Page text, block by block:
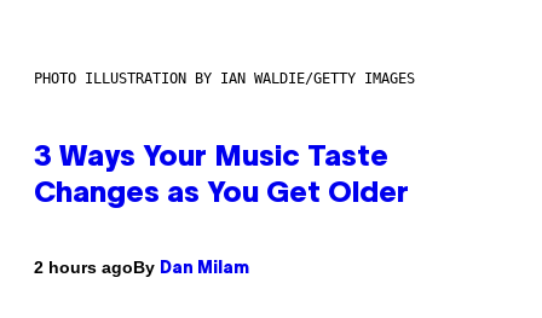
PHOTO ILLUSTRATION BY IAN WALDIE/GETTY IMAGES
3 Ways Your Music Taste
Changes as You Get Older
2 hours agoBy Dan Milam